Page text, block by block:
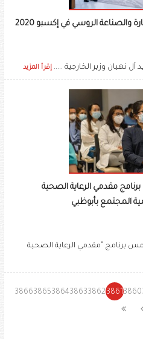
والصناعة الروسي في إكسبو 2020
نهيان وزير الخارجية ..... إقرأ المزيد
برنامج مقدمي الرعاية الصحية
المجتمع بأبوظبي
أمس برنامج "مقدمي الرعاية الصحية
3860
3861
3862
3863
3864
3865
3866